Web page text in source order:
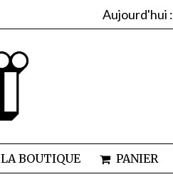
Aujourd'hui :
LA BOUTIQUE PANIER